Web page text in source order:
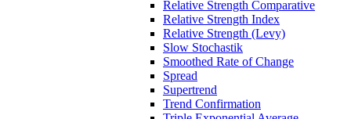
Relative Strength Comparative
Relative Strength Index
Relative Strength (Levy)
Slow Stochastik
Smoothed Rate of Change
Spread
Supertrend
Trend Confirmation